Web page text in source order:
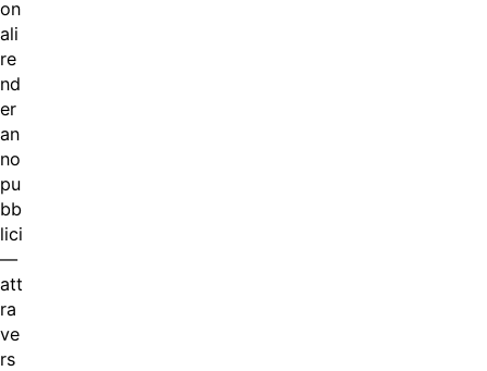
on
ali
re
nd
er
an
no
pu
bb
lici
—
att
ra
ve
rs